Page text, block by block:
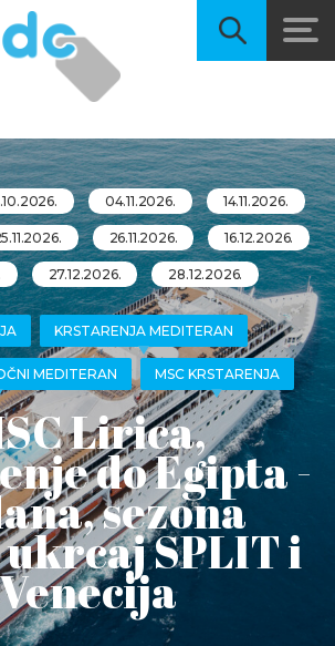
04.11.2026. 14.11.2026.
26.11.2026. 16.12.2026.
27.12.2026. 28.12.2026.
KRSTARENJA MEDITERAN
MEDITERAN MSC KRSTARENJA
Lirica,
do Egipta -
sezona
ukrcaj SPLIT i